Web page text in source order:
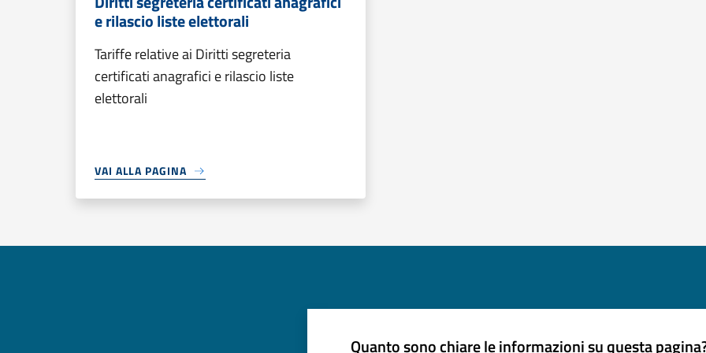
e rilascio liste elettorali
Tariffe relative ai Diritti segreteria
certificati anagrafici e rilascio liste
elettorali
VAI ALLA PAGINA
Quanto sono chiare le informazioni su questa